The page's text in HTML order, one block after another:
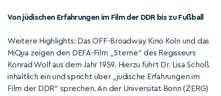
Von jüdischen Erfahrungen im Film der DDR bis zu Fußball
Weitere Highlights: Das OFF-Broadway Kino Köln und das
MiQua zeigen den DEFA-Film „Sterne“ des Regisseurs
Konrad Wolf aus dem Jahr 1959. Hierzu führt Dr. Lisa Schoß
inhaltlich ein und spricht über „jüdische Erfahrungen im
Film der DDR“ sprechen. An der Universität Bonn (ZERG)